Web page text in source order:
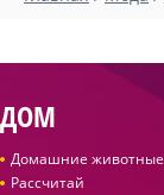
ДОМ
Домашние животные
Рассчитай